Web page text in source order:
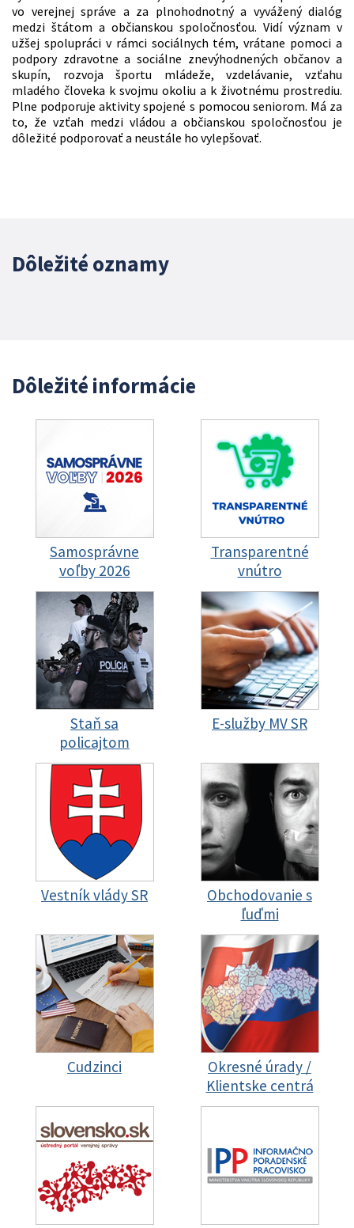
vo verejnej správe a za plnohodnotný a vyvážený dialóg
medzi štátom a občianskou spoločnosťou. Vidí význam v
užšej spolupráci v rámci sociálnych tém, vrátane pomoci a
podpory zdravotne a sociálne znevýhodnených občanov a
skupín, rozvoja športu mládeže, vzdelávanie, vzťahu
mladého človeka k svojmu okoliu a k životnému prostrediu.
Plne podporuje aktivity spojené s pomocou seniorom. Má za
to, že vzťah medzi vládou a občianskou spoločnosťou je
dôležité podporovať a neustále ho vylepšovať.
Dôležité oznamy
Dôležité informácie
Samosprávne
voľby 2026
Transparentné
vnútro
Staň sa
policajtom
E-služby MV SR
Vestník vlády SR
Obchodovanie s
ľuďmi
Cudzinci
Okresné úrady /
Klientske centrá